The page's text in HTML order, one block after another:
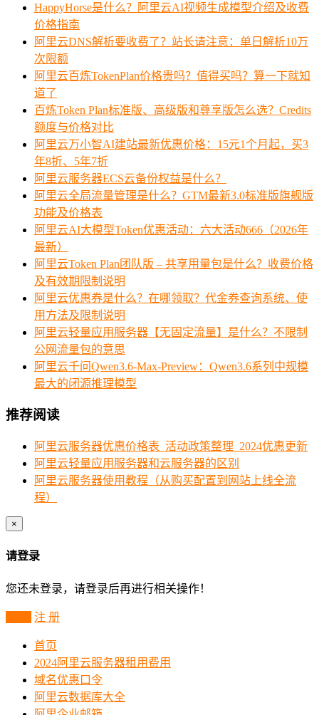
HappyHorse是什么？阿里云AI视频生成模型介绍及收费
价格指南
阿里云DNS解析要收费了？站长请注意：单日解析10万
次限额
阿里云百炼TokenPlan价格贵吗？值得买吗？算一下就知
道了
百炼Token Plan标准版、高级版和尊享版怎么选？Credits
额度与价格对比
阿里云万小智AI建站最新优惠价格：15元1个月起，买3
年8折、5年7折
阿里云服务器ECS云备份权益是什么？
阿里云全局流量管理是什么？GTM最新3.0标准版旗舰版
功能及价格表
阿里云AI大模型Token优惠活动：六大活动666（2026年
最新）
阿里云Token Plan团队版 – 共享用量包是什么？收费价格
及有效期限制说明
阿里云优惠券是什么？在哪领取？代金券查询系统、使
用方法及限制说明
阿里云轻量应用服务器【无固定流量】是什么？不限制
公网流量包的意思
阿里云千问Qwen3.6-Max-Preview：Qwen3.6系列中规模
最大的闭源推理模型
推荐阅读
阿里云服务器优惠价格表_活动政策整理_2024优惠更新
阿里云轻量应用服务器和云服务器的区别
阿里云服务器使用教程（从购买配置到网站上线全流
程）
×
请登录
您还未登录，请登录后再进行相关操作！
注 册
首页
2024阿里云服务器租用费用
域名优惠口令
阿里云数据库大全